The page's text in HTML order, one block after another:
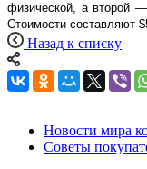
физической, а второй
Стоимости составляют
Назад к списку
Новости мира
Советы